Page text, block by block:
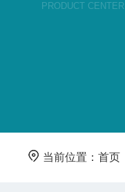
PRODUCT CENTER
当前位置：首页